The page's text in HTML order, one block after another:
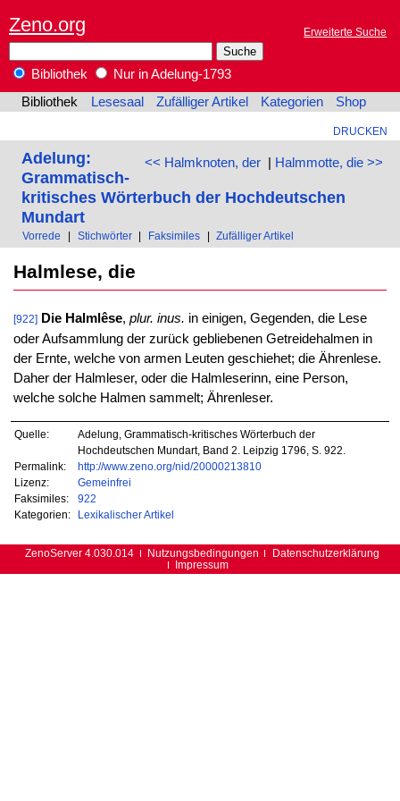
Zeno.org Erweiterte Suche
Bibliothek
Nur in Adelung-1793
Bibliothek
Lesesaal Zufälliger Artikel Kategorien Shop
DRUCKEN
<< Halmknoten, der| Halmmotte, die >>
Adelung:
Grammatisch-
kritisches Wörterbuch der Hochdeutschen
Mundart
Vorrede Stichwörter Faksimiles Zufälliger Artikel
Halmlese, die
[922] Die Halmlêse, plur. inus. in einigen, Gegenden, die Lese
oder Aufsammlung der zurück gebliebenen Getreidehalmen in
der Ernte, welche von armen Leuten geschiehet; die Ährenlese.
Daher der Halmleser, oder die Halmleserinn, eine Person,
welche solche Halmen sammelt; Ährenleser.
Quelle:
Adelung, Grammatisch-kritisches Wörterbuch der
Hochdeutschen Mundart, Band 2. Leipzig 1796, S. 922.
Permalink:
http://www.zeno.org/nid/20000213810
Lizenz:
Gemeinfrei
Faksimiles:
922
Kategorien:
Lexikalischer Artikel
ZenoServer 4.030.014 Nutzungsbedingungen
Datenschutzerklärung
Impressum